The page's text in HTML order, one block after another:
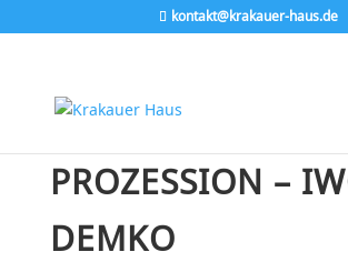
kontakt@krakauer-haus.de
PROZESSION –
DEMKO